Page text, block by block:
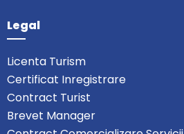
Legal
Licenta Turism
Certificat Inregistrare
Contract Turist
Brevet Manager